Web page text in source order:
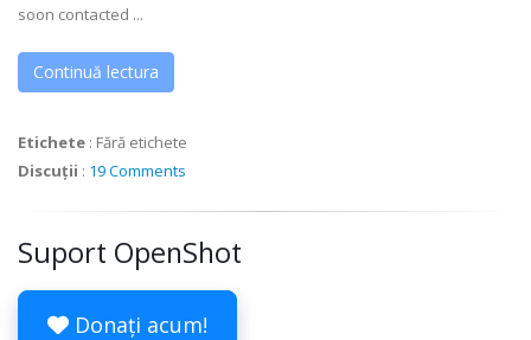
soon contacted ...
Continuă lectura
Etichete : Fără etichete
Discuții : 19 Comments
Suport OpenShot
Donați acum!